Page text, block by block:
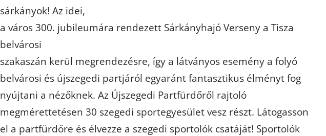
sárkányok! Az idei,
a város 300. jubileumára rendezett Sárkányhajó Verseny a Tisza
belvárosi
szakaszán kerül megrendezésre, így a látványos esemény a folyó
belvárosi és újszegedi partjáról egyaránt fantasztikus élményt fog
nyújtani a nézőknek. Az Újszegedi Partfürdőről rajtoló
megmérettetésen 30 szegedi sportegyesület vesz részt. Látogasson
el a partfürdőre és élvezze a szegedi sportolók csatáját! Sportolók